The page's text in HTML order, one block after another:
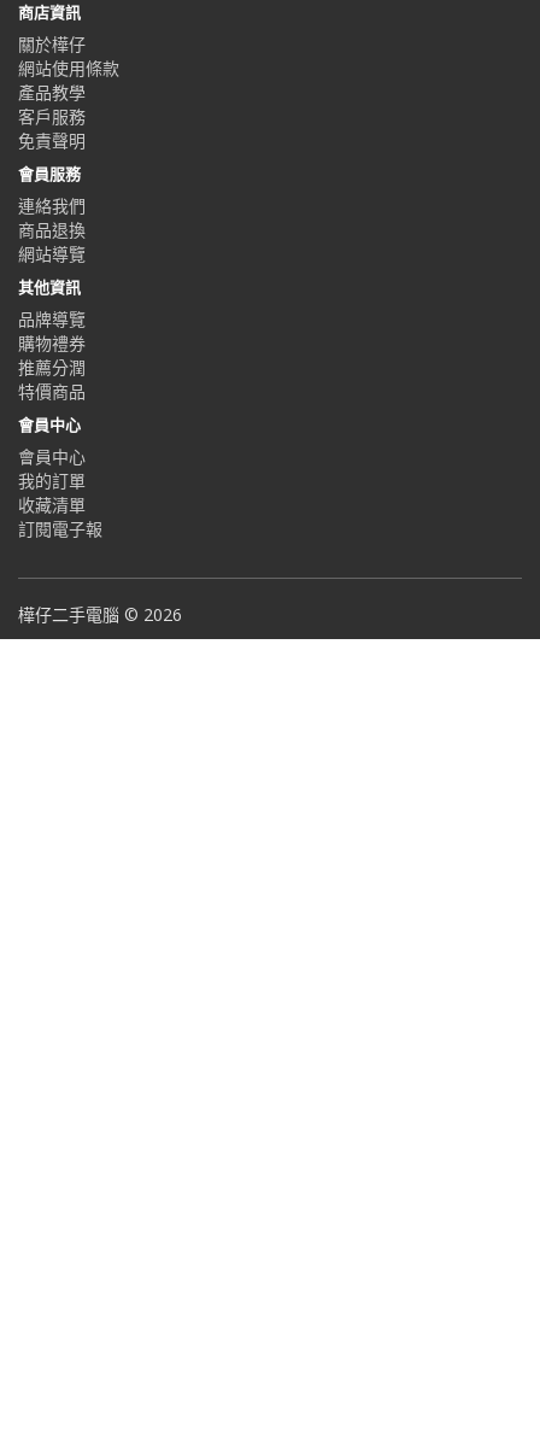
商店資訊
關於樺仔
網站使用條款
產品教學
客戶服務
免責聲明
會員服務
連絡我們
商品退換
網站導覽
其他資訊
品牌導覽
購物禮券
推薦分潤
特價商品
會員中心
會員中心
我的訂單
收藏清單
訂閱電子報
樺仔二手電腦 © 2026